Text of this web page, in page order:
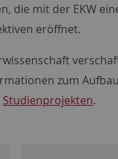
die mit der EKW
eröffnet.
zum
Studienprojekten.